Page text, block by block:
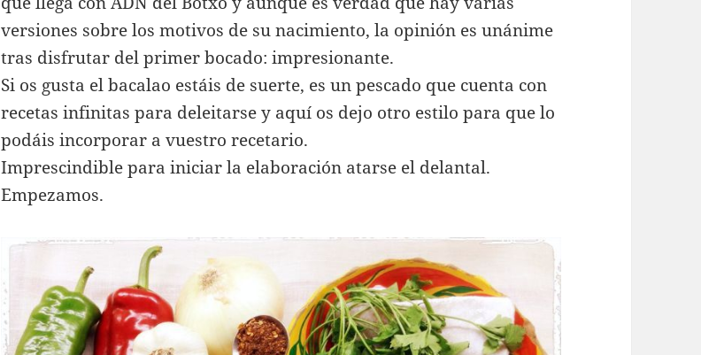
versiones sobre los motivos de su nacimiento, la opinión es unánime
tras disfrutar del primer bocado: impresionante.
Si os gusta el bacalao estáis de suerte, es un pescado que cuenta con
recetas infinitas para deleitarse y aquí os dejo otro estilo para que lo
podáis incorporar a vuestro recetario.
Imprescindible para iniciar la elaboración atarse el delantal.
Empezamos.